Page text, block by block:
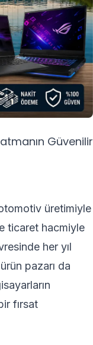
Güvenilir
üretimiyle
ticaret hacmiyle
her yıl
pazarı da
fırsat